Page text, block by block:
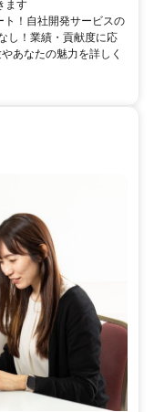
ます
ト！自社開発サービスの
し！業績・貢献度に応
あなたの魅力を詳しく